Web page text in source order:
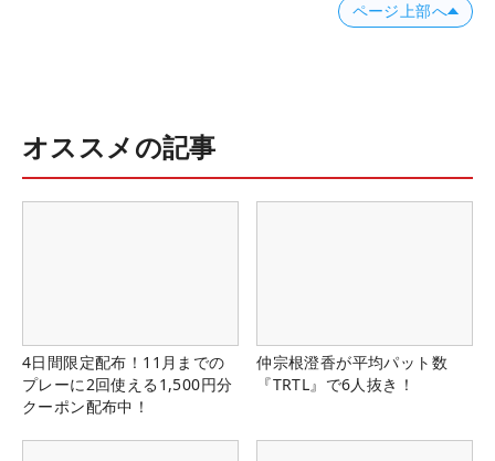
ページ上部へ
オススメの記事
4日間限定配布！11月までの
プレーに2回使える1,500円分
クーポン配布中！
仲宗根澄香が平均パット数
『TRTL』で6人抜き！